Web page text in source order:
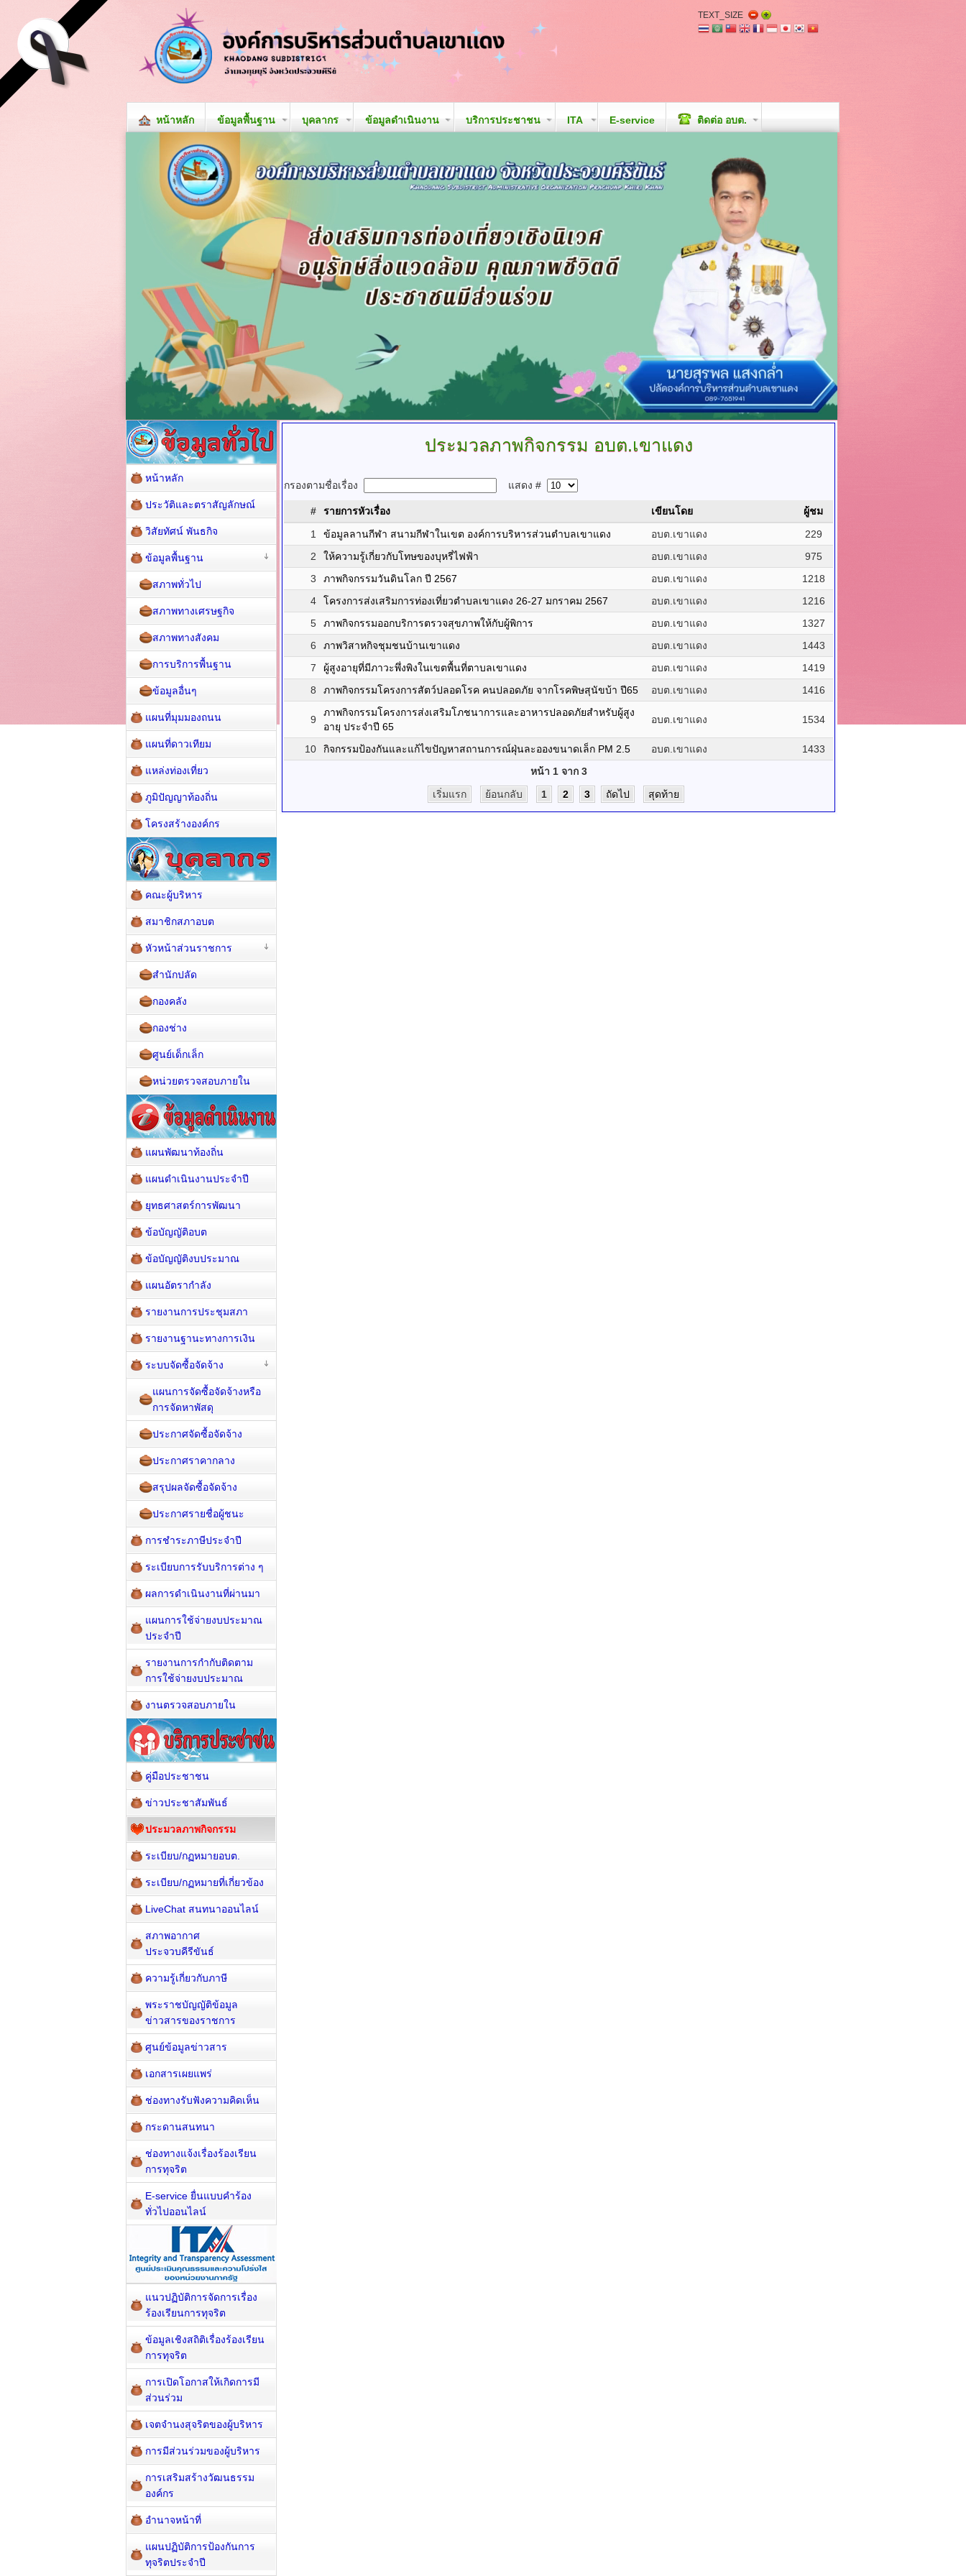
TEXT_SIZE
หน้าหลัก ข้อมูลพื้นฐาน บุคลากร ข้อมูลดำเนินงาน บริการประชาชน ITA E-service ติดต่อ อบต.
ประมวลภาพกิจกรรม อบต.เขาแดง
กรองตามชื่อเรื่อง แสดง #
# รายการหัวเรื่อง เขียนโดย
ผู้ชม
1
ข้อมูลลานกีฬา สนามกีฬาในเขต องค์การบริหารส่วนตำบลเขาแดง อบต.เขาแดง
229
2
ให้ความรู้เกี่ยวกับโทษของบุหรี่ไฟฟ้า อบต.เขาแดง
975
3
ภาพกิจกรรมวันดินโลก ปี 2567 อบต.เขาแดง
1218
4
โครงการส่งเสริมการท่องเที่ยวตำบลเขาแดง 26-27 มกราคม 2567 อบต.เขาแดง
1216
5
ภาพกิจกรรมออกบริการตรวจสุขภาพให้กับผู้พิการ อบต.เขาแดง
1327
6
ภาพวิสาหกิจชุมชนบ้านเขาแดง อบต.เขาแดง
1443
7
ผู้สูงอายุที่มีภาวะพึ่งพิงในเขตพื้นที่ตาบลเขาแดง อบต.เขาแดง
1419
8
ภาพกิจกรรมโครงการสัตว์ปลอดโรค คนปลอดภัย จากโรคพิษสุนัขบ้า ปี65 อบต.เขาแดง 1416
9
ภาพกิจกรรมโครงการส่งเสริมโภชนาการและอาหารปลอดภัยสำหรับผู้สูง
อายุ ประจำปี 65
อบต.เขาแดง 1534
10 กิจกรรมป้องกันและแก้ไขปัญหาสถานการณ์ฝุ่นละอองขนาดเล็ก PM 2.5 อบต.เขาแดง
1433
หน้า 1 จาก 3
เริ่มแรก
ย้อนกลับ 1 2 3 ถัดไป สุดท้าย
หน้าหลัก
ประวัติและตราสัญลักษณ์
วิสัยทัศน์ พันธกิจ
ข้อมูลพื้นฐาน
สภาพทั่วไป
สภาพทางเศรษฐกิจ
สภาพทางสังคม
การบริการพื้นฐาน
ข้อมูลอื่นๆ
แผนที่มุมมองถนน
แผนที่ดาวเทียม
แหล่งท่องเที่ยว
ภูมิปัญญาท้องถิ่น
โครงสร้างองค์กร
คณะผู้บริหาร
สมาชิกสภาอบต
หัวหน้าส่วนราชการ
สำนักปลัด
กองคลัง
กองช่าง
ศูนย์เด็กเล็ก
หน่วยตรวจสอบภายใน
แผนพัฒนาท้องถิ่น
แผนดำเนินงานประจำปี
ยุทธศาสตร์การพัฒนา
ข้อบัญญัติอบต
ข้อบัญญัติงบประมาณ
แผนอัตรากำลัง
รายงานการประชุมสภา
รายงานฐานะทางการเงิน
ระบบจัดซื้อจัดจ้าง
แผนการจัดซื้อจัดจ้างหรือ
การจัดหาพัสดุ
ประกาศจัดซื้อจัดจ้าง
ประกาศราคากลาง
สรุปผลจัดซื้อจัดจ้าง
ประกาศรายชื่อผู้ชนะ
การชำระภาษีประจำปี
ระเบียบการรับบริการต่าง ๆ
ผลการดำเนินงานที่ผ่านมา
แผนการใช้จ่ายงบประมาณ
ประจำปี
รายงานการกำกับติดตาม
การใช้จ่ายงบประมาณ
งานตรวจสอบภายใน
คู่มือประชาชน
ข่าวประชาสัมพันธ์
ประมวลภาพกิจกรรม
ระเบียบ/กฏหมายอบต.
ระเบียบ/กฏหมายที่เกี่ยวข้อง
LiveChat สนทนาออนไลน์
สภาพอากาศ
ประจวบคีรีขันธ์
ความรู้เกี่ยวกับภาษี
พระราชบัญญัติข้อมูล
ข่าวสารของราชการ
ศูนย์ข้อมูลข่าวสาร
เอกสารเผยแพร่
ช่องทางรับฟังความคิดเห็น
กระดานสนทนา
ช่องทางแจ้งเรื่องร้องเรียน
การทุจริต
E-service ยื่นแบบคำร้อง
ทั่วไปออนไลน์
แนวปฏิบัติการจัดการเรื่อง
ร้องเรียนการทุจริต
ข้อมูลเชิงสถิติเรื่องร้องเรียน
การทุจริต
การเปิดโอกาสให้เกิดการมี
ส่วนร่วม
เจตจำนงสุจริตของผู้บริหาร
การมีส่วนร่วมของผู้บริหาร
การเสริมสร้างวัฒนธรรม
องค์กร
อำนาจหน้าที่
แผนปฏิบัติการป้องกันการ
ทุจริตประจำปี